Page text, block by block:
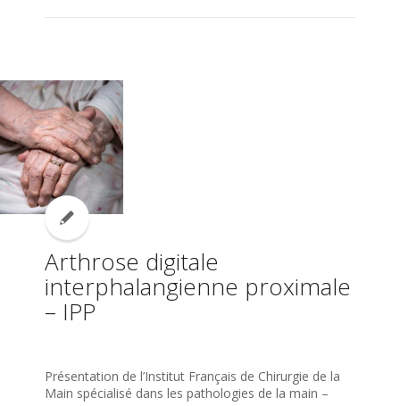
Arthrose digitale
interphalangienne proximale
– IPP
Présentation de l’Institut Français de Chirurgie de la
Main spécialisé dans les pathologies de la main –